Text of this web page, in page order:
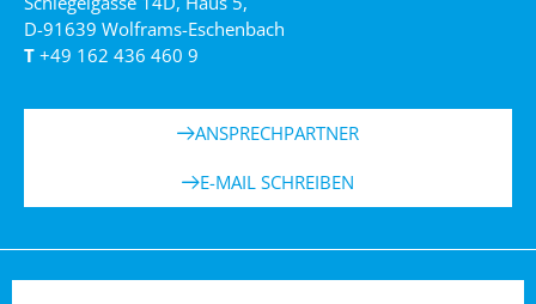
D-91639 Wolframs-Eschenbach
T +49 162 436 460 9
ANSPRECHPARTNER
E-MAIL SCHREIBEN